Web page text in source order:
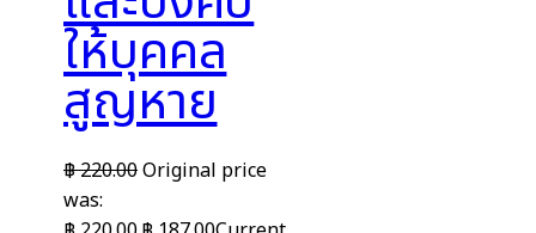
ให้บุคคล
สูญหาย
฿220.00Original price
was: